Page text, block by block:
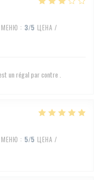
МЕНЮ : 3/5 ЦЕНА /
un régal par contre .
МЕНЮ : 5/5 ЦЕНА /